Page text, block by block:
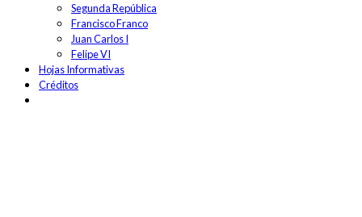
Segunda República
Francisco Franco
Juan Carlos I
Felipe VI
Hojas Informativas
Créditos